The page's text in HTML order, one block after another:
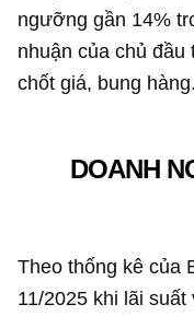
ngưỡng gần 14%
nhuận của chủ
chốt giá, bung hàng.
DOANH
Theo thống kê của
11/2025 khi lãi